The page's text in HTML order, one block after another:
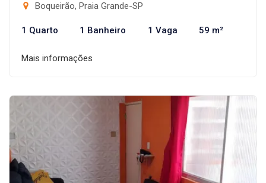
Boqueirão, Praia Grande-SP
1 Quarto 1 Banheiro 1 Vaga 59 m²
Mais informações